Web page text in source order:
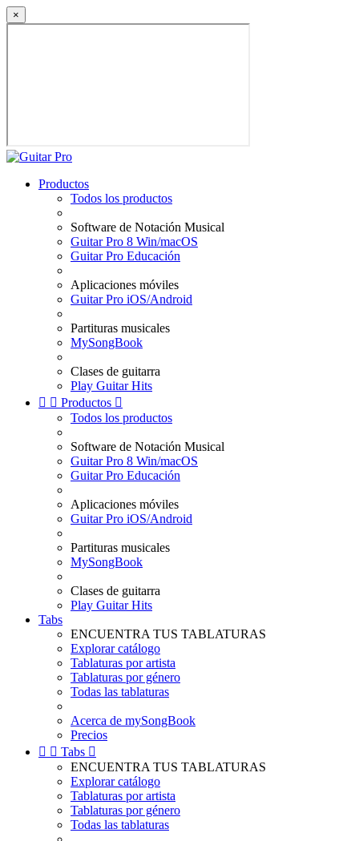
×
Productos
Todos los productos
Software de Notación Musical
Guitar Pro 8 Win/macOS
Guitar Pro Educación
Aplicaciones móviles
Guitar Pro iOS/Android
Partituras musicales
MySongBook
Clases de guitarra
Play Guitar Hits
  Productos 
Todos los productos
Software de Notación Musical
Guitar Pro 8 Win/macOS
Guitar Pro Educación
Aplicaciones móviles
Guitar Pro iOS/Android
Partituras musicales
MySongBook
Clases de guitarra
Play Guitar Hits
Tabs
ENCUENTRA TUS TABLATURAS
Explorar catálogo
Tablaturas por artista
Tablaturas por género
Todas las tablaturas
Acerca de mySongBook
Precios
  Tabs 
ENCUENTRA TUS TABLATURAS
Explorar catálogo
Tablaturas por artista
Tablaturas por género
Todas las tablaturas